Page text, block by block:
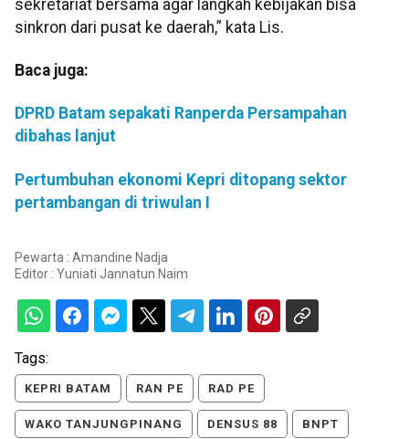
sekretariat bersama agar langkah kebijakan bisa
sinkron dari pusat ke daerah,” kata Lis.
Baca juga:
DPRD Batam sepakati Ranperda Persampahan
dibahas lanjut
Pertumbuhan ekonomi Kepri ditopang sektor
pertambangan di triwulan I
Pewarta : Amandine Nadja
Editor : Yuniati Jannatun Naim
Tags:
KEPRI BATAM RAN PE RAD PE
WAKO TANJUNGPINANG DENSUS 88 BNPT